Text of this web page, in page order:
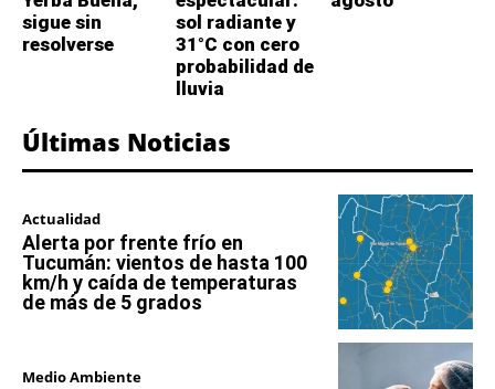
sigue sin
resolverse
sol radiante y
31°C con cero
probabilidad de
lluvia
Últimas Noticias
Actualidad
Alerta por frente frío en
Tucumán: vientos de hasta 100
km/h y caída de temperaturas
de más de 5 grados
Medio Ambiente